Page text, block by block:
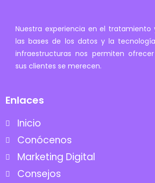
Nuestra experiencia en el tratamiento
las bases de los datos y la
infraestructuras nos permiten
sus clientes se merecen.
Enlaces
Inicio
Conócenos
Marketing Digital
Consejos